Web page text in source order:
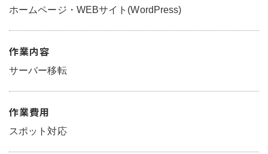
ホームページ・WEBサイト(WordPress)
作業内容
サーバー移転
作業費用
スポット対応